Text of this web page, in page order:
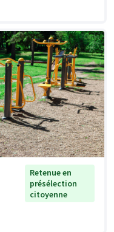
Retenue en
présélection
citoyenne